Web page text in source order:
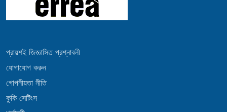
প্রায়শই জিজ্ঞাসিত প্রশ্নাবলী
যোগাযোগ করুন
গোপনীয়তা নীতি
কুকি সেটিংস